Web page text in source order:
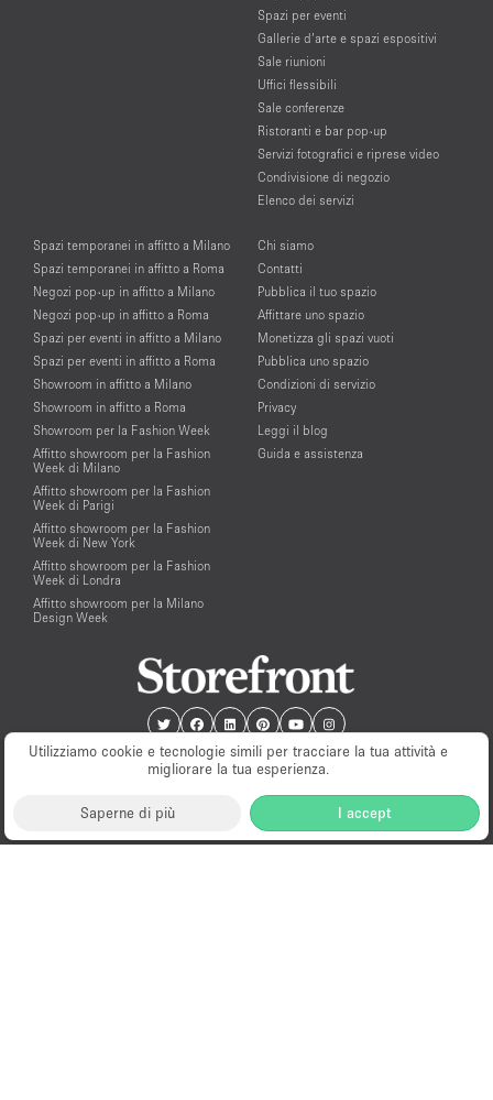
Utilizziamo cookie e tecnologie simili per tracciare la tua attività e
migliorare la tua esperienza.
Saperne di più I accept
Spazi per eventi
Gallerie d’arte e spazi espositivi
Sale riunioni
Uffici flessibili
Sale conferenze
Ristoranti e bar pop-up
Servizi fotografici e riprese video
Condivisione di negozio
Elenco dei servizi
Spazi temporanei in affitto a Milano
Spazi temporanei in affitto a Roma
Negozi pop-up in affitto a Milano
Negozi pop-up in affitto a Roma
Spazi per eventi in affitto a Milano
Spazi per eventi in affitto a Roma
Showroom in affitto a Milano
Showroom in affitto a Roma
Showroom per la Fashion Week
Affitto showroom per la Fashion
Week di Milano
Affitto showroom per la Fashion
Week di Parigi
Affitto showroom per la Fashion
Week di New York
Affitto showroom per la Fashion
Week di Londra
Affitto showroom per la Milano
Design Week
Chi siamo
Contatti
Pubblica il tuo spazio
Affittare uno spazio
Monetizza gli spazi vuoti
Pubblica uno spazio
Condizioni di servizio
Privacy
Leggi il blog
Guida e assistenza
Milano